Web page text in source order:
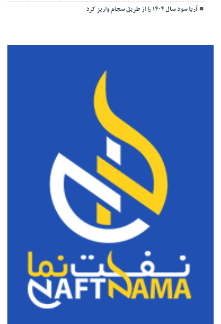
آریا سود سال ۱۴۰۴ را از طریق سجام واریز کرد